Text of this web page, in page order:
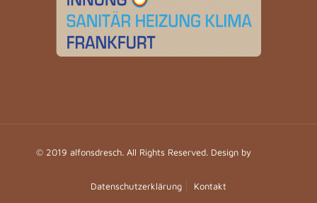
© 2019 alfonsdresch. All Rights Reserved. Design by
Datenschutzerklärung
Kontakt